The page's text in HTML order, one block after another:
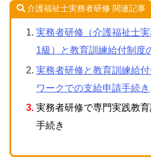
介護福祉士実務者研修 関連記事
実務者研修（介護福祉士
1級）と教育訓練給付制度
実務者研修と教育訓練給
ワークでの支給申請手続き
実務者研修で専門実践教
手続き